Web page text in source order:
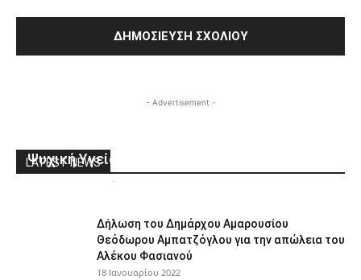
- Advertisement -
LATEST NEWS
Ψυχική Υγεία
-
Δήλωση του Δημάρχου Αμαρουσίου
Θεόδωρου Αμπατζόγλου για την απώλεια του
Αλέκου Φασιανού
18 Ιανουαρίου 2022